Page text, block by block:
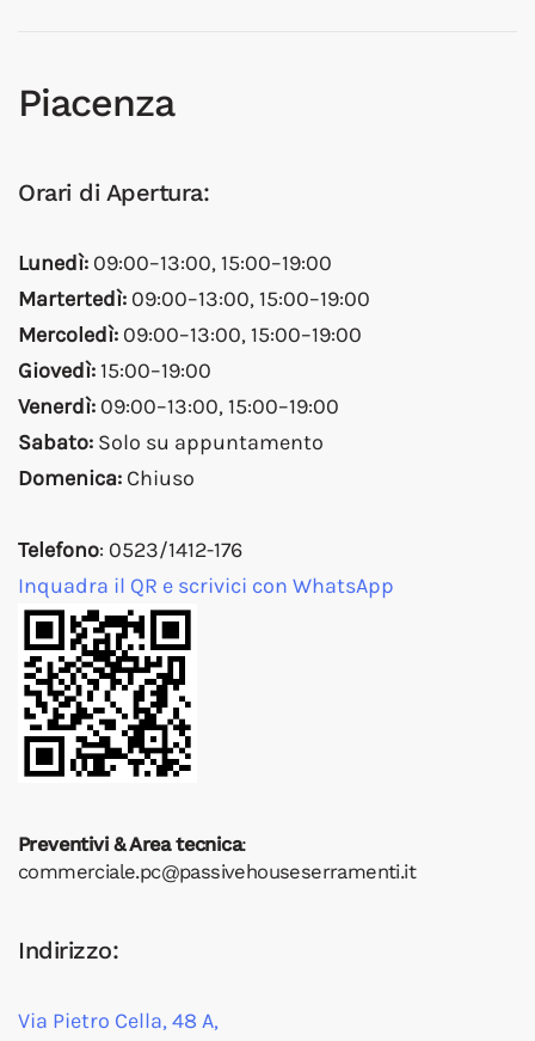
Piacenza
Orari di Apertura:
Lunedì: 09:00–13:00, 15:00–19:00
Martertedì: 09:00–13:00, 15:00–19:00
Mercoledì: 09:00–13:00, 15:00–19:00
Giovedì:15:00–19:00
Venerdì: 09:00–13:00, 15:00–19:00
Sabato: Solo su appuntamento
Domenica: Chiuso
Telefono: 0523/1412-176
Inquadra il QR e scrivici con WhatsApp
Preventivi & Area tecnica:
commerciale.pc@passivehouseserramenti.it
Indirizzo:
Via Pietro Cella, 48 A,